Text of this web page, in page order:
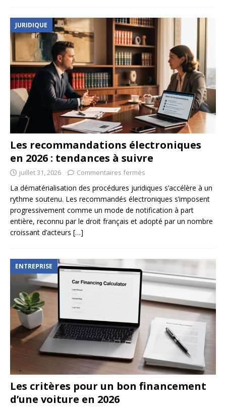
JURIDIQUE
Les recommandations électroniques
en 2026 : tendances à suivre
juillet 31, 2026 Commentaires fermés
La dématérialisation des procédures juridiques s’accélère à un
rythme soutenu. Les recommandés électroniques s’imposent
progressivement comme un mode de notification à part
entière, reconnu par le droit français et adopté par un nombre
croissant d’acteurs […]
ENTREPRISE
Les critères pour un bon financement
d’une voiture en 2026